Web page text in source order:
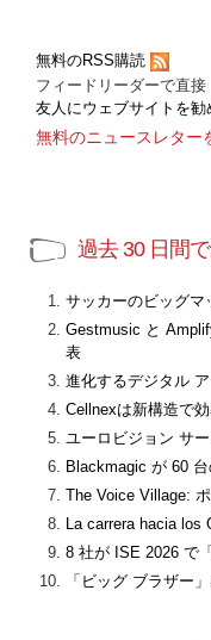
無料のRSS購読
フィードリーダーで直接
友人にウェブサイトを勧
無料のニュースレター
過去 30 日間
サッカーのビッグマ
Gestmusic と
表
進化するデジタル
Cellnexは新構造で
ユーロビジョン サ
Blackmagic が 60
The Voice Village:
La carrera hacia los
8 社が ISE 2026 で
「ビッグ ブラザー